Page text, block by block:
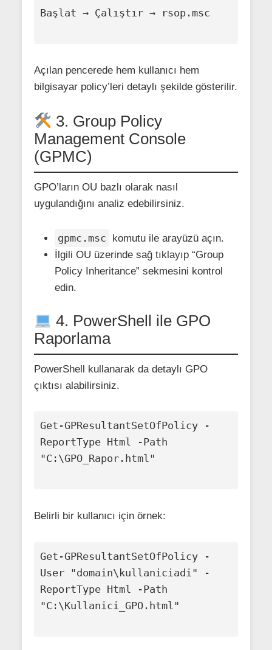
Başlat → Çalıştır → rsop.msc
Açılan pencerede hem kullanıcı hem
bilgisayar policy’leri detaylı şekilde gösterilir.
3. Group Policy
Management Console
(GPMC)
GPO’ların OU bazlı olarak nasıl
uygulandığını analiz edebilirsiniz.
gpmc.msc
komutu ile arayüzü açın.
İlgili OU üzerinde sağ tıklayıp “Group
Policy Inheritance” sekmesini kontrol
edin.
4. PowerShell ile GPO
Raporlama
PowerShell kullanarak da detaylı GPO
çıktısı alabilirsiniz.
Get-GPResultantSetOfPolicy -
ReportType Html -Path
"C:\GPO_Rapor.html"
Belirli bir kullanıcı için örnek:
Get-GPResultantSetOfPolicy -
User "domain\kullaniciadi" -
ReportType Html -Path
"C:\Kullanici_GPO.html"